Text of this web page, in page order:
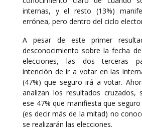
internas, y el resto (13%)
errónea, pero dentro del ciclo
A pesar de este primer
desconocimiento sobre la fecha
elecciones, las dos terceras
intención de ir a votar en las
(47%) que seguro irá a votar.
analizan los resultados cruzados,
ese 47% que manifiesta que
(es decir más de la mitad) no
se realizarán las elecciones.